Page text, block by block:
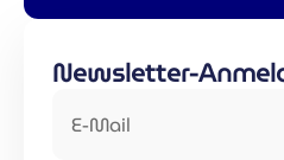
Newsletter-